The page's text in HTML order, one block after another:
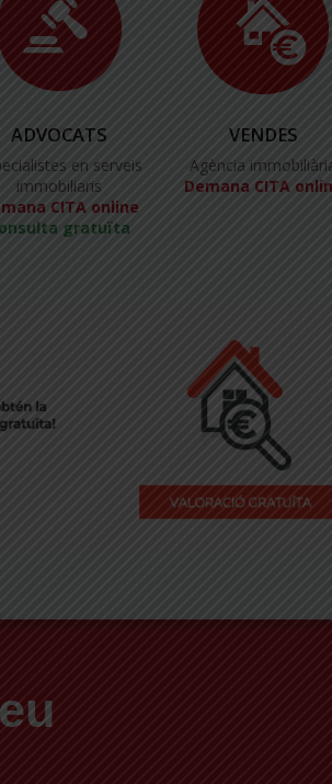
ADVOCATS
en serveis
immobiliaris
CITA online
gratuïta
VENDES
Agència
Demana CITA